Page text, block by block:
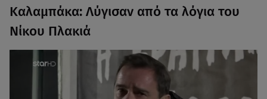
Καλαμπάκα: Λύγισαν από τα λόγια του
Νίκου Πλακιά